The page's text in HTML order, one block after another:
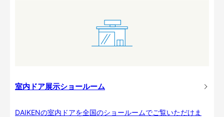
室内ドア展示ショールーム
DAIKENの室内ドアを全国のショールームでご覧いただけま